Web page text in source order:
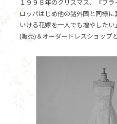
１９９８年のクリスマス、『ブ
ロッパはじめ他の諸外国と同様
いける花嫁を一人でも増やした
(販売)＆オーダードレスショップ